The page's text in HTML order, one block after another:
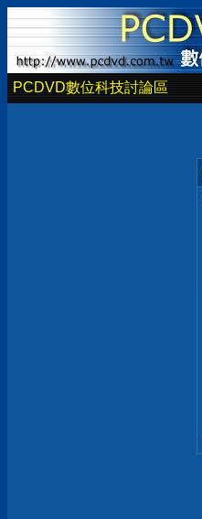
PCDVD數位科技討論區